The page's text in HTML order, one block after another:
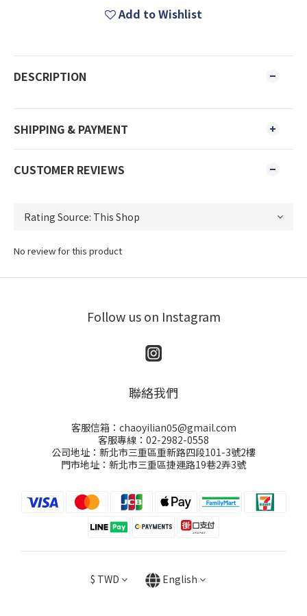
Add to Wishlist
DESCRIPTION
SHIPPING & PAYMENT
CUSTOMER REVIEWS
No review for this product
Follow us on Instagram
聯絡我們
客服信箱：chaoyilian05@gmail.com
客服專線：02-2982-0558
公司地址：新北市三重區重新路四段101-3號2樓
門市地址：新北市三重區捷運路19巷2弄3號
$ TWD English